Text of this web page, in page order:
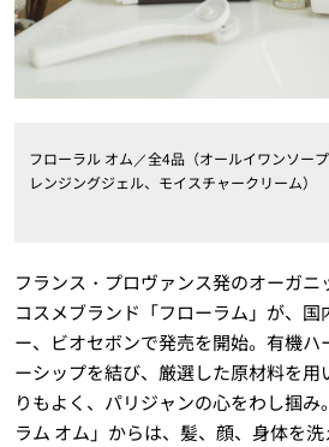
フローラル オム／全4品（オールイワンソー
レンジングジェル、モイスチャークリーム）
フランス・プロヴァンス発のオーガ
コスメブランド「フローラム」が、
ー、ビオセボンで発売を開始。有機
ーシップを結び、厳選した原材料を
りもよく、パリジャンの心をわし掴
ラム オム」からは、髪、顔、身体を